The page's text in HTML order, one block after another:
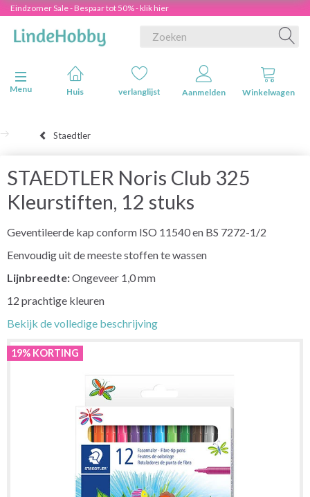
Eindzomer Sale - Bespaar tot 50% - klik hier
Navigatie in-/uitschakelen
Menu
Huis verlanglijst Aanmelden Winkelwagen
Staedtler
STAEDTLER Noris Club 325
Kleurstiften, 12 stuks
Geventileerde kap conform ISO 11540 en BS 7272-1/2
Eenvoudig uit de meeste stoffen te wassen
Lijnbreedte:Ongeveer 1,0 mm
12 prachtige kleuren
Bekijk de volledige beschrijving
19% KORTING